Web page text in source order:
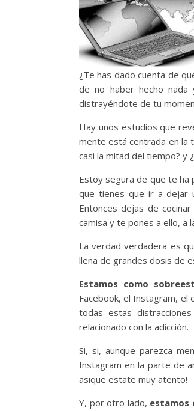
¿Te has dado cuenta de
de no haber hecho
distrayéndote de tu
Hay unos estudios que
mente está centrada en la
casi la mitad del tiempo? y
Estoy segura de que te ha
que tienes que ir a dejar
Entonces dejas de
camisa y te pones a ello, a
La verdad verdadera es
llena de grandes dosis de
Estamos como
Facebook, el Instagram, el
todas estas
relacionado con la adicción.
Si, si, aunque parezca
Instagram en la parte de
asique estate muy atento!
Y, por otro lado, estamos